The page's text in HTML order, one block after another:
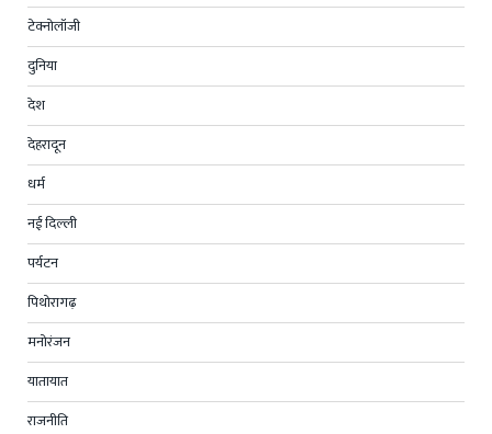
टेक्नोलॉजी
दुनिया
देश
देहरादून
धर्म
नई दिल्ली
पर्यटन
पिथोरागढ़
मनोरंजन
यातायात
राजनीति